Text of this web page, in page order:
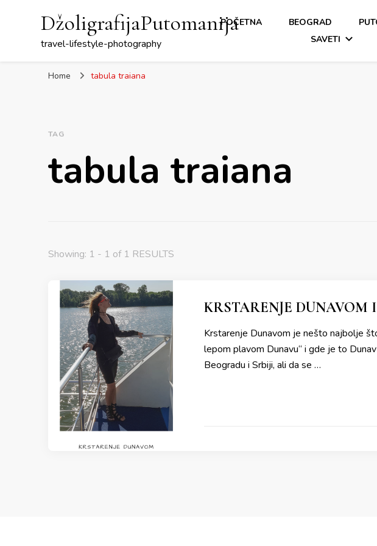
DžoligrafijaPutomanija
travel-lifestyle-photography
POČETNA BEOGRAD
SAVETI
Home tabula traiana
TAG
tabula traiana
Showing: 1 - 1 of 1 RESULTS
KRSTARENJE
Krstarenje Dunavom je nešto najbolje
lepom plavom Dunavu“ i gde je to
Beogradu i Srbiji, ali da se …